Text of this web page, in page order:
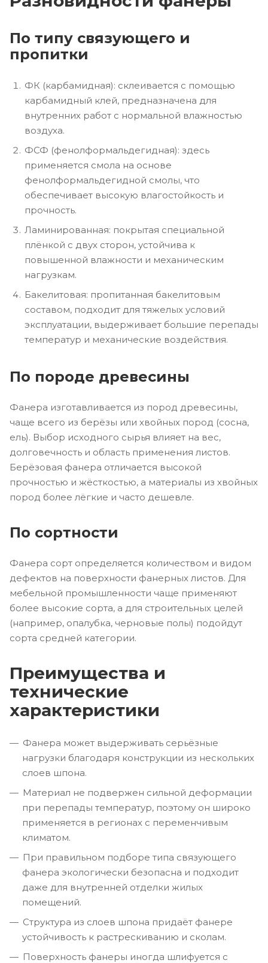
По типу связующего и
пропитки
ФК (карбамидная): склеивается с помощью
карбамидный клей, предназначена для
внутренних работ с нормальной влажностью
воздуха.
ФСФ (фенолформальдегидная): здесь
применяется смола на основе
фенолформальдегидной смолы, что
обеспечивает высокую влагостойкость и
прочность.
Ламинированная: покрытая специальной
плёнкой с двух сторон, устойчива к
повышенной влажности и механическим
нагрузкам.
Бакелитовая: пропитанная бакелитовым
составом, подходит для тяжелых условий
эксплуатации, выдерживает большие перепады
температур и механические воздействия.
По породе древесины
Фанера изготавливается из пород древесины,
чаще всего из берёзы или хвойных пород (сосна,
ель). Выбор исходного сырья влияет на вес,
долговечность и область применения листов.
Берёзовая фанера отличается высокой
прочностью и жёсткостью, а материалы из хвойных
пород более лёгкие и часто дешевле.
По сортности
Фанера сорт определяется количеством и видом
дефектов на поверхности фанерных листов. Для
мебельной промышленности чаще применяют
более высокие сорта, а для строительных целей
(например, опалубка, черновые полы) подойдут
сорта средней категории.
Преимущества и
технические
характеристики
Фанера может выдерживать серьёзные
нагрузки благодаря конструкции из нескольких
слоев шпона.
Материал не подвержен сильной деформации
при перепады температур, поэтому он широко
применяется в регионах с переменчивым
климатом.
При правильном подборе типа связующего
фанера экологически безопасна и подходит
даже для внутренней отделки жилых
помещений.
Структура из слоев шпона придаёт фанере
устойчивость к растрескиванию и сколам.
Поверхность фанеры иногда шлифуется с